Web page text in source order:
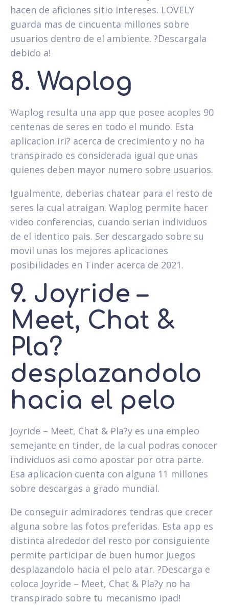
hacen de aficiones sitio intereses. LOVELY
guarda mas de cincuenta millones sobre
usuarios dentro de el ambiente. ?Descargala
debido a!
8. Waplog
Waplog resulta una app que posee acoples 90
centenas de seres en todo el mundo. Esta
aplicacion iri? acerca de crecimiento y no ha
transpirado es considerada igual que unas
quienes deben mayor numero sobre usuarios.
Igualmente, deberias chatear para el resto de
seres la cual atraigan. Waplog permite hacer
video conferencias, cuando serian individuos
de el identico pais. Ser descargado sobre su
movil unas los mejores aplicaciones
posibilidades en Tinder acerca de 2021.
9. Joyride –
Meet, Chat &
Pla?
desplazandolo
hacia el pelo
Joyride – Meet, Chat & Pla?y es una empleo
semejante en tinder, de la cual podras conocer
individuos asi­ como apostar por otra parte.
Esa aplicacion cuenta con alguna 11 millones
sobre descargas a grado mundial.
De conseguir admiradores tendras que crecer
alguna sobre las fotos preferidas. Esta app es
distinta alrededor del resto por consiguiente
permite participar de buen humor juegos
desplazandolo hacia el pelo atar. ?Descarga e
coloca Joyride – Meet, Chat & Pla?y no ha
transpirado sobre tu mecanismo ipad!